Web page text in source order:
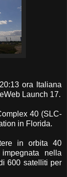
ora Italiana
Launch 17.
40 (SLC-
in Florida.
in orbita 40
nella
600 satelliti per